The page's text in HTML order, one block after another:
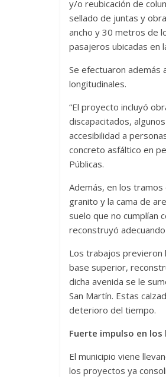
y/o reubicación de
sellado de juntas y
ancho y 30 metros de
pasajeros ubicadas en
Se efectuaron además
longitudinales.
“El proyecto incluyó
discapacitados,
accesibilidad a
concreto asfáltico en
Públicas.
Además, en los
granito y la cama de
suelo que no cumplían
reconstruyó
Los trabajos previeron
base superior,
dicha avenida se le
San Martín. Estas
deterioro del tiempo.
Fuerte impulso en los
El municipio viene
los proyectos ya